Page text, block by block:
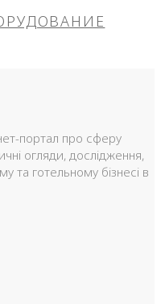
портал про сферу
огляди, дослідження,
та готельному бізнесі в